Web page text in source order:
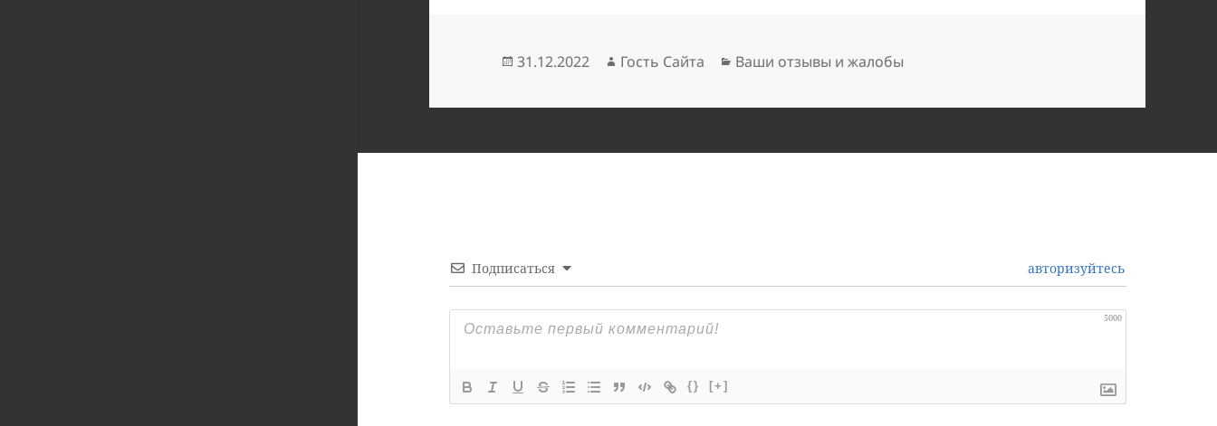
Опубликовано
31.12.2022 Автор
Гость Сайта Рубрики
Ваши отзывы и жалобы
Подписаться авторизуйтесь
5000
{} [+]